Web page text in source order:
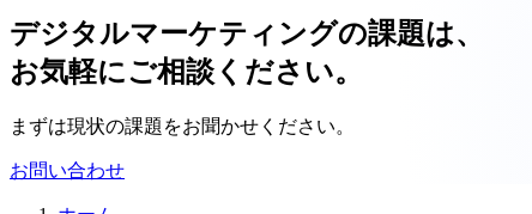
デジタルマーケティングの課題は、
お気軽にご相談ください。
まずは現状の課題をお聞かせください。
お問い合わせ